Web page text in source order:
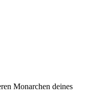
Monarchen deines